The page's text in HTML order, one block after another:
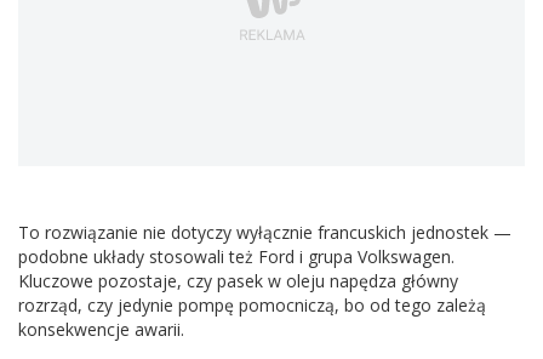
To rozwiązanie nie dotyczy wyłącznie francuskich jednostek —
podobne układy stosowali też Ford i grupa Volkswagen.
Kluczowe pozostaje, czy pasek w oleju napędza główny
rozrząd, czy jedynie pompę pomocniczą, bo od tego zależą
konsekwencje awarii.